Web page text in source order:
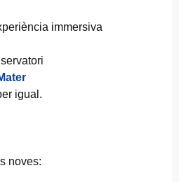
immersiva
igual.
noves: